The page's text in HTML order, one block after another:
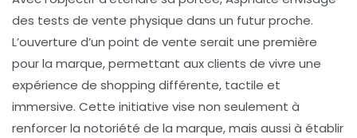
des tests de vente physique dans un futur proche.
L’ouverture d’un point de vente serait une première
pour la marque, permettant aux clients de vivre une
expérience de shopping différente, tactile et
immersive. Cette initiative vise non seulement à
renforcer la notoriété de la marque, mais aussi à établir